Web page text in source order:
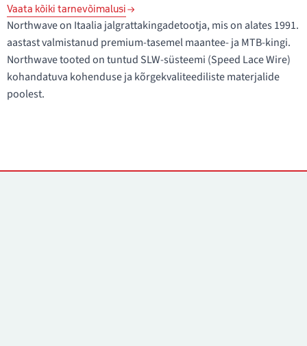
Vaata kõiki tarnevõimalusi
Northwave on Itaalia jalgrattakingadetootja, mis on alates 1991.
aastast valmistanud premium-tasemel maantee- ja MTB-kingi.
Northwave tooted on tuntud SLW-süsteemi (Speed Lace Wire)
kohandatuva kohenduse ja kõrgekvaliteediliste materjalide
poolest.